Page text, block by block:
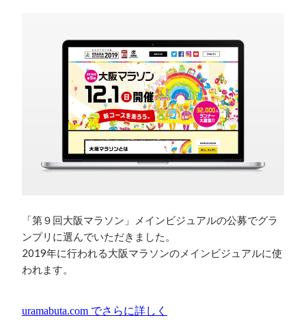
「第９回大阪マラソン」メインビジュアルの公募でグラ
ンプリに選んでいただきました。
2019年に行われる大阪マラソンのメインビジュアルに使
われます。
uramabuta.com でさらに詳しく